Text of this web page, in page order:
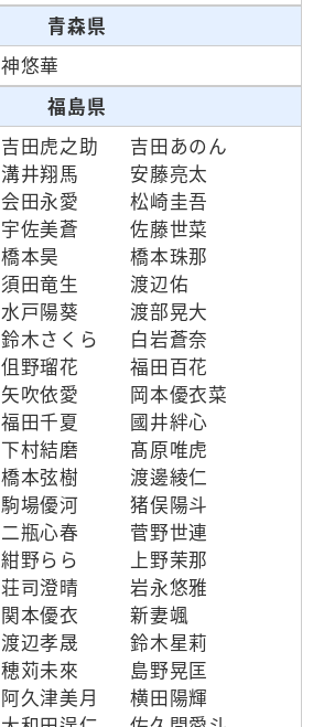
青森県
神悠華
福島県
吉田虎之助
吉田あのん
溝井翔馬
安藤亮太
会田永愛
松崎圭吾
宇佐美蒼
佐藤世菜
橋本昊
橋本珠那
須田竜生
渡辺佑
水戸陽葵
渡部晃大
鈴木さくら
白岩蒼奈
伹野瑠花
福田百花
矢吹依愛
岡本優衣菜
福田千夏
國井絆心
下村結磨
髙原唯虎
橋本弦樹
渡邊綾仁
駒場優河
猪俣陽斗
二瓶心春
菅野世連
紺野らら
上野茉那
荘司澄晴
岩永悠雅
関本優衣
新妻颯
渡辺孝晟
鈴木星莉
穂苅未來
島野晃匡
阿久津美月
横田陽輝